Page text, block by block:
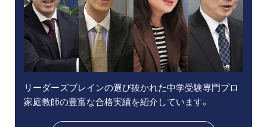
リーダーズブレインの選び抜かれた中学受験専門プロ
家庭教師の豊富な合格実績を紹介しています。